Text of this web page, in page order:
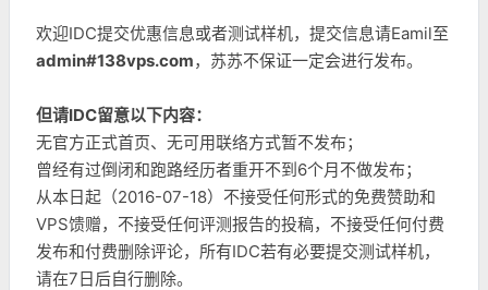
欢迎IDC提交优惠信息或者测试样机，提交信息请Eamil至
admin#138vps.com，苏苏不保证一定会进行发布。
但请IDC留意以下内容：
无官方正式首页、无可用联络方式暂不发布；
曾经有过倒闭和跑路经历者重开不到6个月不做发布；
从本日起（2016-07-18）不接受任何形式的免费赞助和
VPS馈赠，不接受任何评测报告的投稿，不接受任何付费
发布和付费删除评论，所有IDC若有必要提交测试样机，
请在7日后自行删除。